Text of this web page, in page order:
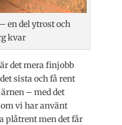
en del ytrost och
kvar
det mera finjobb
sista och få rent
– med det
vi har använt
plåtrent men det får